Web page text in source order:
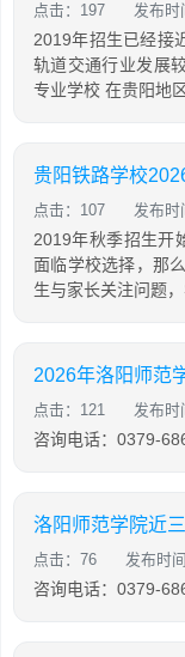
点击：197 发布时
2019年招生已经接
轨道交通行业发展
专业学校 在贵阳地
贵阳铁路学校
点击：107 发布时
2019年秋季招生开
面临学校选择，那
生与家长关注问题
2026年洛阳师范
点击：121 发布时
咨询电话：0379-
洛阳师范学院近
点击：76 发布时
咨询电话：0379-